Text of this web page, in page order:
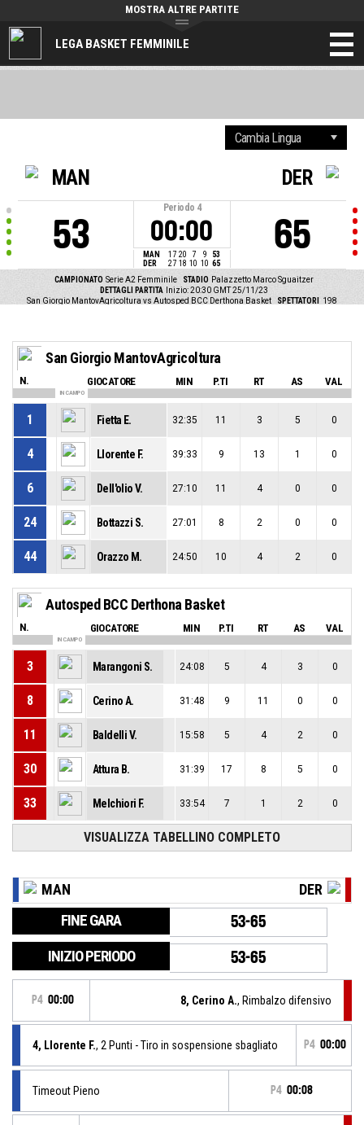
LEGA BASKET FEMMINILE
MOSTRA ALTRE PARTITE
MAN
53
Periodo 4
00:00
MAN 17 20 7 9
53
DER
27 18 10 10 65
DER
65
CAMPIONATO Serie A2 Femminile STADIO Palazzetto Marco Sguaitzer
DETTAGLI PARTITA
Inizio: 20:30 GMT 25/11/23
San Giorgio MantovAgricoltura vs Autosped BCC Derthona Basket
SPETTATORI 198
San Giorgio MantovAgricoltura
N. GIOCATORE MIN P.TI RT AS VAL
IN CAMPO
1 Fietta E. 32:35 11 3 5 0
4 Llorente F. 39:33 9 13 1 0
6 Dell'olio V. 27:10 11 4 0 0
24 Bottazzi S. 27:01 8 2 0 0
44 Orazzo M. 24:50 10 4 2 0
Autosped BCC Derthona Basket
N. GIOCATORE MIN P.TI RT AS VAL
IN CAMPO
3 Marangoni S. 24:08 5 4 3 0
8 Cerino A. 31:48 9 11 0 0
11 Baldelli V. 15:58 5 4 2 0
30 Attura B. 31:39 17 8 5 0
33 Melchiori F. 33:54 7 1 2 0
VISUALIZZA TABELLINO COMPLETO
MAN DER
FINE GARA 53-65
INIZIO PERIODO 53-65
P4 00:00 8, Cerino A., Rimbalzo difensivo
4, Llorente F., 2 Punti - Tiro in sospensione sbagliato P4 00:00
Timeout Pieno P4 00:08